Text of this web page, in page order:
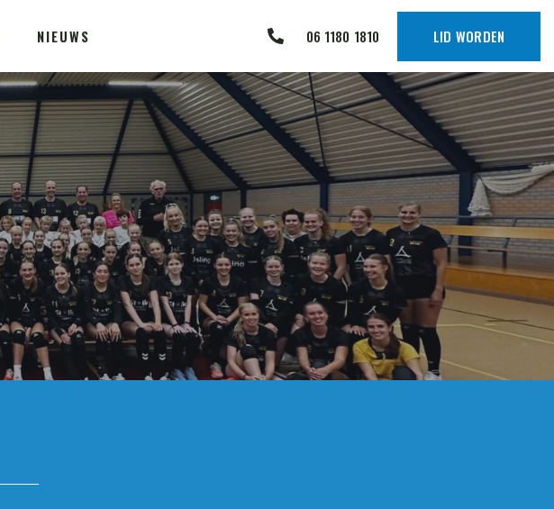
NIEUWS 06 1180 1810 LID WORDEN